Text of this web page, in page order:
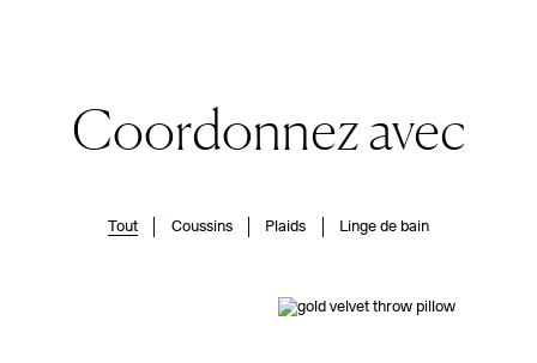
Coordonnez avec
Tout Coussins Plaids Linge de bain